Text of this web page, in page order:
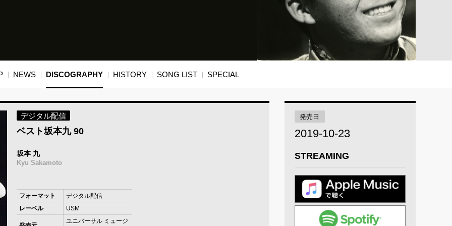
NEWS DISCOGRAPHY HISTORY SONG LIST SPECIAL
デジタル配信
ベスト坂本九 90
坂本 九
Kyu Sakamoto
フォーマット
デジタル配信
レーベル
USM
ユニバーサル ミュージ
発売日
2019-10-23
STREAMING